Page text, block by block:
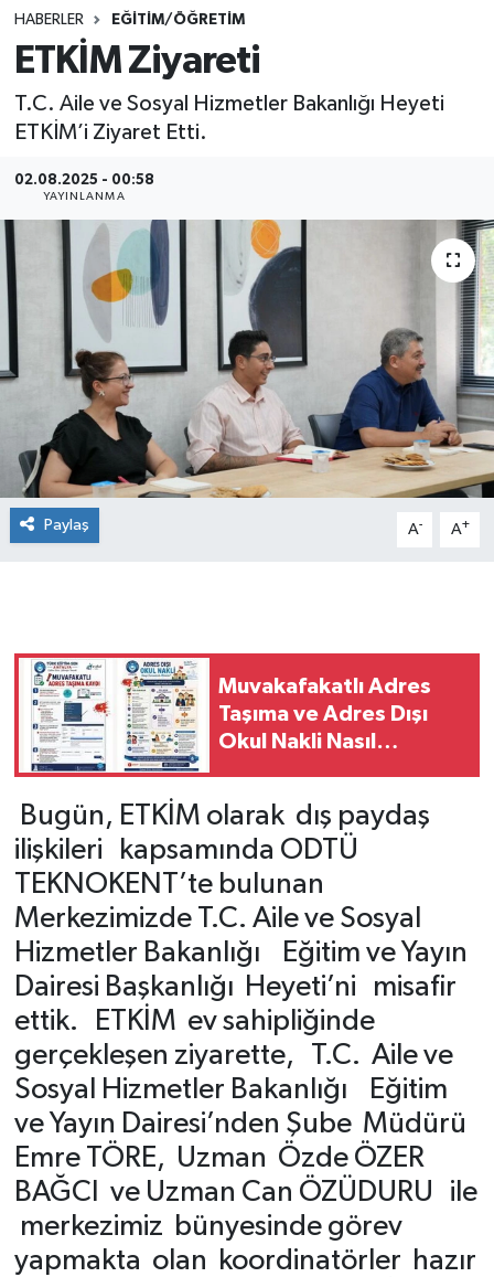
HABERLER EĞİTİM/ÖĞRETİM
ETKİM Ziyareti
T.C. Aile ve Sosyal Hizmetler Bakanlığı Heyeti
ETKİM’i Ziyaret Etti.
02.08.2025 - 00:58
YAYINLANMA
Paylaş A- A+
Muvakafakatlı Adres
Taşıma ve Adres Dışı
Okul Nakli Nasıl
Bugün, ETKİM olarak dış paydaş
ilişkileri kapsamında ODTÜ
TEKNOKENT’te bulunan
Merkezimizde T.C. Aile ve Sosyal
Hizmetler Bakanlığı Eğitim ve Yayın
Dairesi Başkanlığı Heyeti’ni misafir
ettik. ETKİM ev sahipliğinde
gerçekleşen ziyarette, T.C. Aile ve
Sosyal Hizmetler Bakanlığı Eğitim
ve Yayın Dairesi’nden Şube Müdürü
Emre TÖRE, Uzman Özde ÖZER
BAĞCI ve Uzman Can ÖZÜDURU ile
merkezimiz bünyesinde görev
yapmakta olan koordinatörler hazır
SINAVLAR
YARIŞMA/ETKİNLİKLER
AKADEMİK/BİLİM
MEVZUAT/KARARLAR